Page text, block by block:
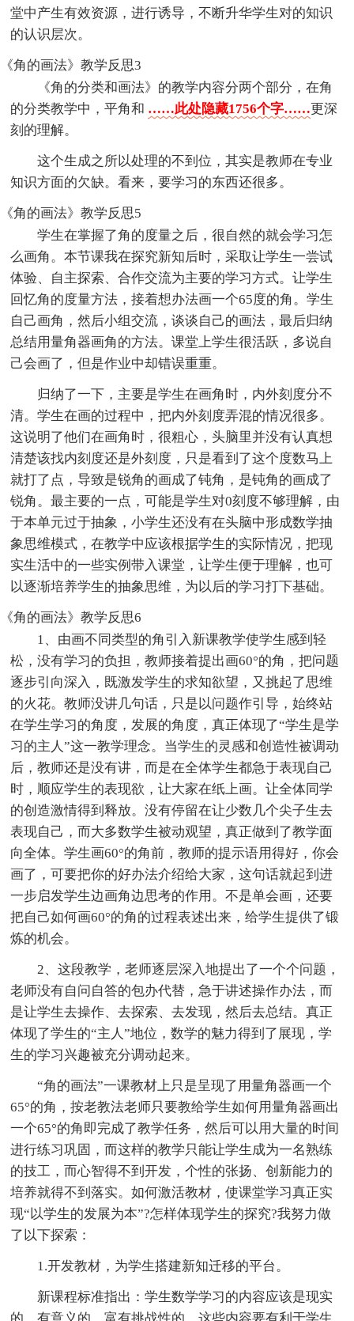
堂中产生有效资源，进行诱导，不断升华学生对的知识
的认识层次。
《角的画法》教学反思3
《角的分类和画法》的教学内容分两个部分，在角
的分类教学中，平角和 ……此处隐藏1756个字……更深
刻的理解。
这个生成之所以处理的不到位，其实是教师在专业
知识方面的欠缺。看来，要学习的东西还很多。
《角的画法》教学反思5
学生在掌握了角的度量之后，很自然的就会学习怎
么画角。本节课我在探究新知后时，采取让学生一尝试
体验、自主探索、合作交流为主要的学习方式。让学生
回忆角的度量方法，接着想办法画一个65度的角。学生
自己画角，然后小组交流，谈谈自己的画法，最后归纳
总结用量角器画角的方法。课堂上学生很活跃，多说自
己会画了，但是作业中却错误重重。
归纳了一下，主要是学生在画角时，内外刻度分不
清。学生在画的过程中，把内外刻度弄混的情况很多。
这说明了他们在画角时，很粗心，头脑里并没有认真想
清楚该找内刻度还是外刻度，只是看到了这个度数马上
就打了点，导致是锐角的画成了钝角，是钝角的画成了
锐角。最主要的一点，可能是学生对0刻度不够理解，由
于本单元过于抽象，小学生还没有在头脑中形成数学抽
象思维模式，在教学中应该根据学生的实际情况，把现
实生活中的一些实例带入课堂，让学生便于理解，也可
以逐渐培养学生的抽象思维，为以后的学习打下基础。
《角的画法》教学反思6
1、由画不同类型的角引入新课教学使学生感到轻
松，没有学习的负担，教师接着提出画60°的角，把问题
逐步引向深入，既激发学生的求知欲望，又挑起了思维
的火花。教师没讲几句话，只是以问题作引导，始终站
在学生学习的角度，发展的角度，真正体现了“学生是学
习的主人”这一教学理念。当学生的灵感和创造性被调动
后，教师还是没有讲，而是在全体学生都急于表现自己
时，顺应学生的表现欲，让大家在纸上画。让全体同学
的创造激情得到释放。没有停留在让少数几个尖子生去
表现自己，而大多数学生被动观望，真正做到了教学面
向全体。学生画60°的角前，教师的提示语用得好，你会
画了，可要把你的好办法介绍给大家，这句话就起到进
一步启发学生边画角边思考的作用。不是单会画，还要
把自己如何画60°的角的过程表述出来，给学生提供了锻
炼的机会。
2、这段教学，老师逐层深入地提出了一个个问题，
老师没有自问自答的包办代替，急于讲述操作办法，而
是让学生去操作、去探索、去发现，然后去总结。真正
体现了学生的“主人”地位，数学的魅力得到了展现，学
生的学习兴趣被充分调动起来。
“角的画法”一课教材上只是呈现了用量角器画一个
65°的角，按老教法老师只要教给学生如何用量角器画出
一个65°的角即完成了教学任务，然后可以用大量的时间
进行练习巩固，而这样的教学只能让学生成为一名熟练
的技工，而心智得不到开发，个性的张扬、创新能力的
培养就得不到落实。如何激活教材，使课堂学习真正实
现“以学生的发展为本”?怎样体现学生的探究?我努力做
了以下探索：
1.开发教材，为学生搭建新知迁移的平台。
新课程标准指出：学生数学学习的内容应该是现实
的、有意义的、富有挑战性的，这些内容要有利于学生